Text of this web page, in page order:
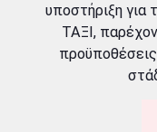
υποστήριξη για
ΤΑΞΙ,